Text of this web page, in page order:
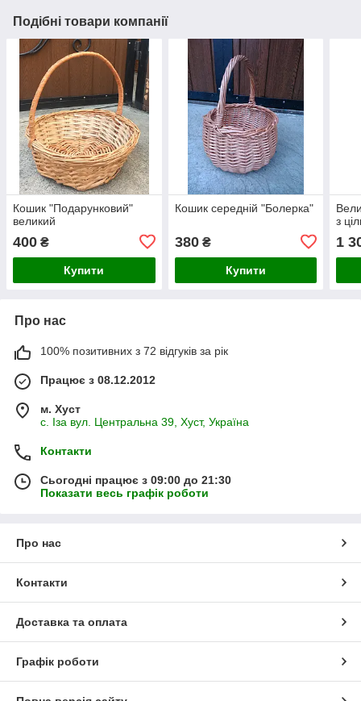
Подібні товари компанії
Кошик "Подарунковий"
великий
400 ₴
Купити
Кошик середній "Болерка"
380₴
Купити
з
1
Про нас
100% позитивних з 72 відгуків за рік
Працює з 08.12.2012
м. Хуст
с. Іза вул. Центральна 39, Хуст, Україна
Контакти
Сьогодні працює з 09:00 до 21:30
Показати весь графік роботи
Про нас
Контакти
Доставка та оплата
Графік роботи